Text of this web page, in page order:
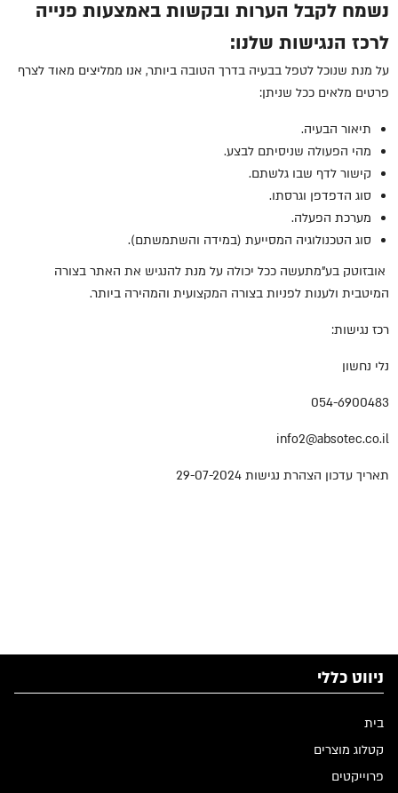
נשמח לקבל הערות ובקשות באמצעות פנייה
לרכז הנגישות שלנו:
על מנת שנוכל לטפל בבעיה בדרך הטובה ביותר, אנו ממליצים מאוד לצרף
פרטים מלאים ככל שניתן:
תיאור הבעיה.
מהי הפעולה שניסיתם לבצע.
קישור לדף שבו גלשתם.
סוג הדפדפן וגרסתו.
מערכת הפעלה.
סוג הטכנולוגיה המסייעת (במידה והשתמשתם).
תעשה ככל יכולה על מנת להנגיש את האתר בצורה
המיטבית ולענות לפניות בצורה המקצועית והמהירה ביותר.
רכז נגישות:
נלי נחשון
054-6900483
info2@absotec.co.il
תאריך עדכון הצהרת נגישות 29-07-2024
ניווט כללי
בית
קטלוג מוצרים
פרוייקטים